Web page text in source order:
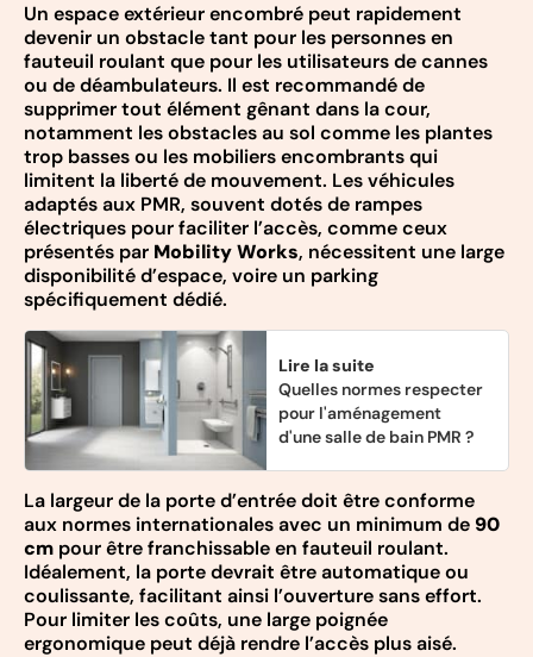
Un espace extérieur encombré peut rapidement
devenir un obstacle tant pour les personnes en
fauteuil roulant que pour les utilisateurs de cannes
ou de déambulateurs. Il est recommandé de
supprimer tout élément gênant dans la cour,
notamment les obstacles au sol comme les plantes
trop basses ou les mobiliers encombrants qui
limitent la liberté de mouvement. Les véhicules
adaptés aux PMR, souvent dotés de rampes
électriques pour faciliter l’accès, comme ceux
présentés par Mobility Works, nécessitent une large
disponibilité d’espace, voire un parking
spécifiquement dédié.
Lire la suite
Quelles normes respecter
pour l'aménagement
d'une salle de bain PMR ?
La largeur de la porte d’entrée doit être conforme
aux normes internationales avec un minimum de 90
cm pour être franchissable en fauteuil roulant.
Idéalement, la porte devrait être automatique ou
coulissante, facilitant ainsi l’ouverture sans effort.
Pour limiter les coûts, une large poignée
ergonomique peut déjà rendre l’accès plus aisé.